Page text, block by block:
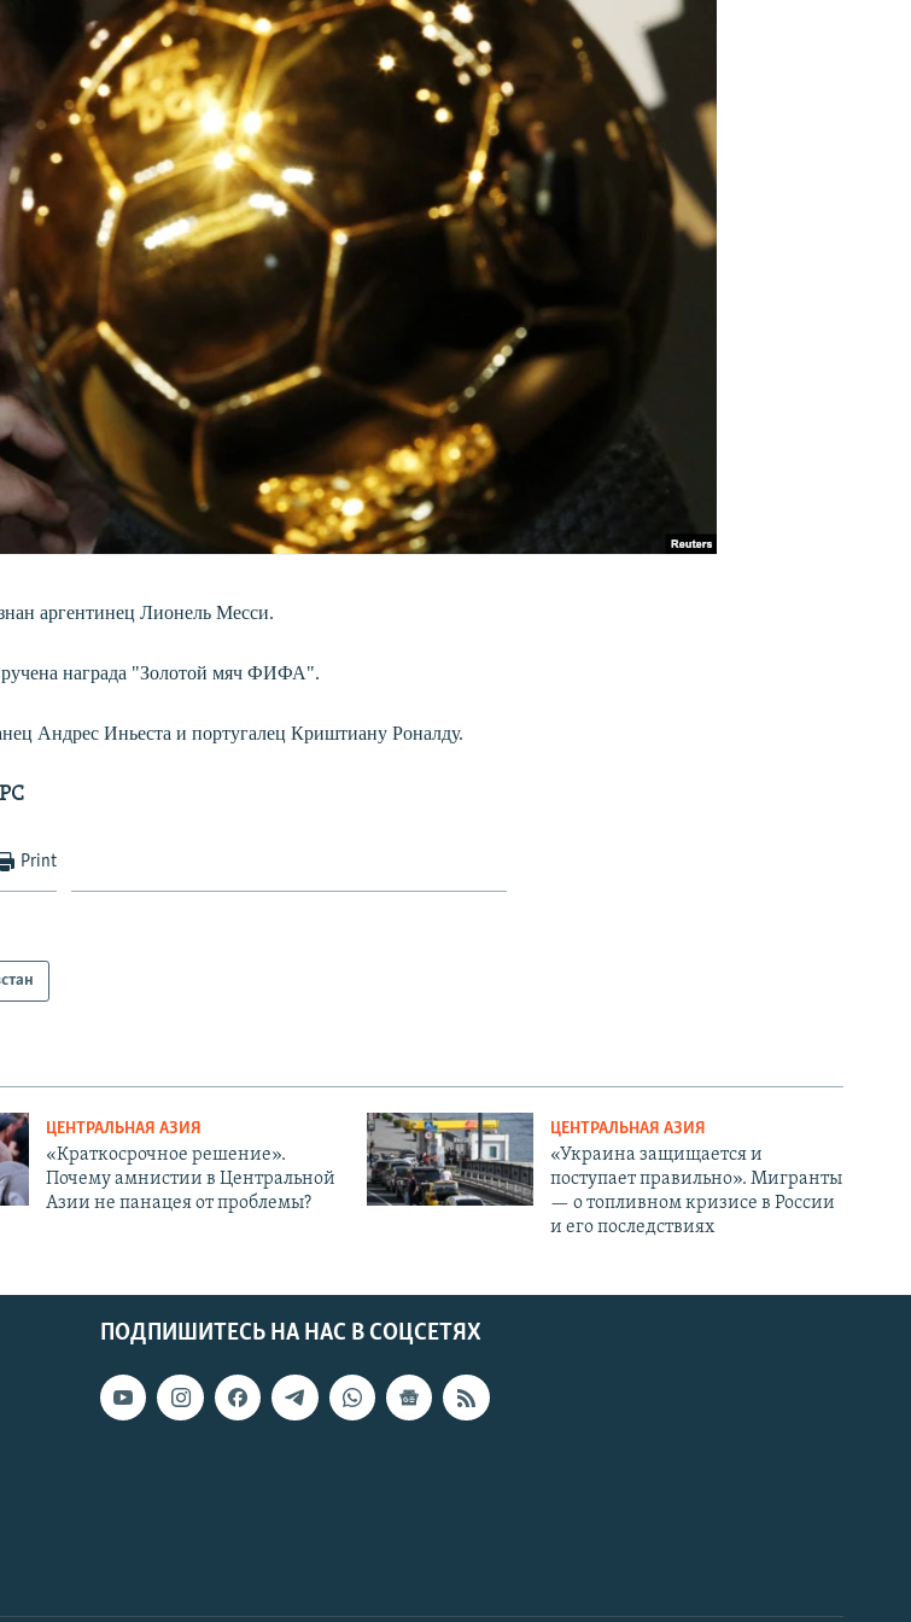
аргентинец Лионель Месси.
награда "Золотой мяч ФИФА".
Андрес Иньеста и португалец Криштиану Роналду.
Print
ЦЕНТРАЛЬНАЯ АЗИЯ
«Краткосрочное решение».
Почему амнистии в Центральной
Азии не панацея от проблемы?
ЦЕНТРАЛЬНАЯ АЗИЯ
«Украина защищается и
поступает правильно». Мигранты
— о топливном кризисе в России
и его последствиях
ПОДПИШИТЕСЬ НА НАС В СОЦСЕТЯХ